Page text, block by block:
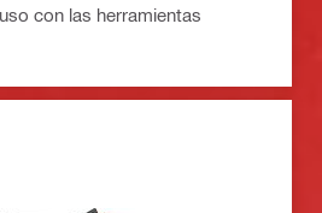
con las herramientas